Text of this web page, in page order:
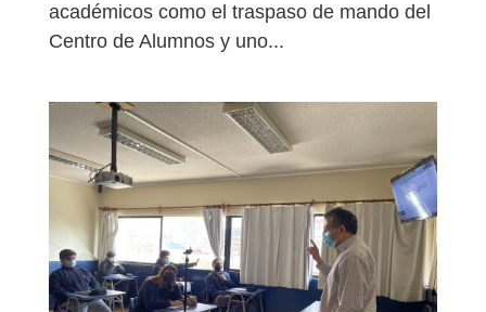
académicos como el traspaso de mando del
Centro de Alumnos y uno...